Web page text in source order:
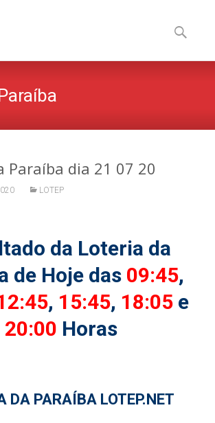
to
content
por:
Paraíba dia 21 07 20
LOTEP
da Loteria da
de Hoje das 09:45,
, 15:45, 18:05 e
20:00 Horas
DA PARAÍBA LOTEP.NET